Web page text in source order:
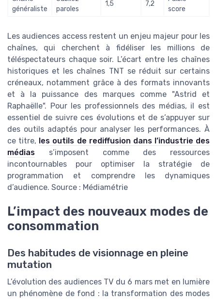
généraliste
paroles
1,5 7,2
score
Les audiences access restent un enjeu majeur pour les
chaînes, qui cherchent à fidéliser les millions de
téléspectateurs chaque soir. L’écart entre les chaînes
historiques et les chaînes TNT se réduit sur certains
créneaux, notamment grâce à des formats innovants
et à la puissance des marques comme "Astrid et
Raphaëlle". Pour les professionnels des médias, il est
essentiel de suivre ces évolutions et de s’appuyer sur
des outils adaptés pour analyser les performances. À
ce titre, les outils de rediffusion dans l’industrie des
médias s’imposent comme des ressources
incontournables pour optimiser la stratégie de
programmation et comprendre les dynamiques
d’audience. Source : Médiamétrie
L’impact des nouveaux modes de
consommation
Des habitudes de visionnage en pleine
mutation
L’évolution des audiences TV du 6 mars met en lumière
un phénomène de fond : la transformation des modes